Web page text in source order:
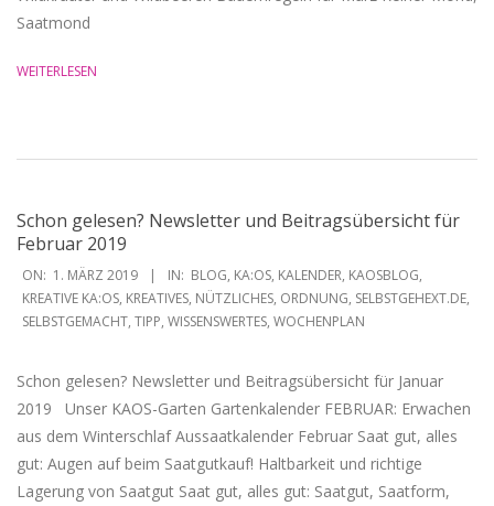
Saatmond
WEITERLESEN
Schon gelesen? Newsletter und Beitragsübersicht für
Februar 2019
2019-
03-
01
ON: 1. MÄRZ 2019 IN: BLOG, KA:OS, KALENDER, KAOSBLOG,
KREATIVE KA:OS, KREATIVES, NÜTZLICHES, ORDNUNG, SELBSTGEHEXT.DE,
SELBSTGEMACHT, TIPP, WISSENSWERTES, WOCHENPLAN
Schon gelesen? Newsletter und Beitragsübersicht für Januar
2019 Unser KAOS-Garten Gartenkalender FEBRUAR: Erwachen
aus dem Winterschlaf Aussaatkalender Februar Saat gut, alles
gut: Augen auf beim Saatgutkauf! Haltbarkeit und richtige
Lagerung von Saatgut Saat gut, alles gut: Saatgut, Saatform,